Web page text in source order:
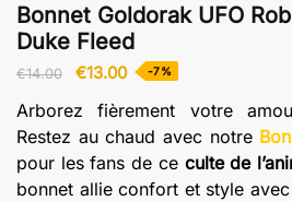
Bonnet Goldorak UFO
Duke Fleed
€14.00
Le
initial
était :
€14.00.
€13.00Le
actuel
est :
€13.00.
-7%
Arborez fièrement votre
Restez au chaud avec notre
pour les fans de ce culte de
bonnet allie confort et style